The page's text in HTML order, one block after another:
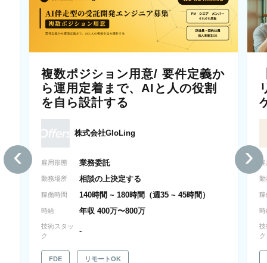
複数ポジション用意/ 要件定義か
ら運用定着まで、AIと人の役割
を自ら設計する
株式会社GloLing
雇用形態 業務委託
勤務場所 相談の上決定する
稼働時間 140時間 ~ 180時間（週35 ~ 45時間）
時給 年収 400万〜800万
技術スタッ
ク
-
FDE リモートOK
勤
稼
技
ク
‹ ›